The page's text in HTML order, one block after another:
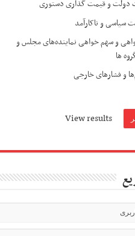
دولت و قیمت گذاری دستوری
سیاسی و ناکارآمد
و سهم خواهی نماینده‌های مجلس و
ها
و فشارهای خارجی
View results